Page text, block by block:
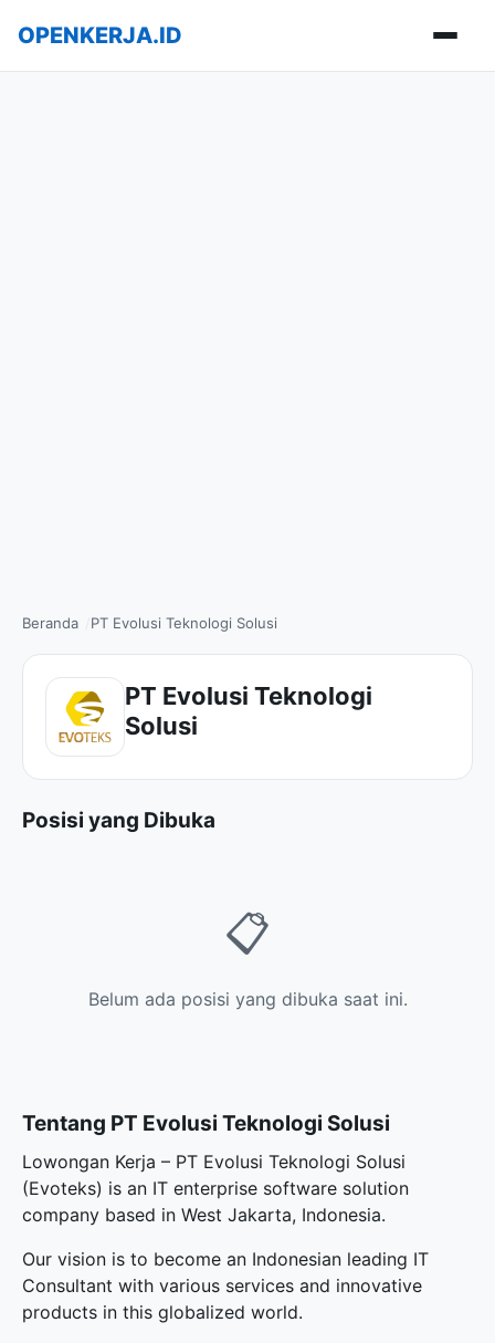
OPENKERJA.ID
Beranda PT Evolusi Teknologi Solusi
PT Evolusi Teknologi
Solusi
Posisi yang Dibuka
📋
Belum ada posisi yang dibuka saat ini.
Tentang PT Evolusi Teknologi Solusi
Lowongan Kerja – PT Evolusi Teknologi Solusi
(Evoteks) is an IT enterprise software solution
company based in West Jakarta, Indonesia.
Our vision is to become an Indonesian leading IT
Consultant with various services and innovative
products in this globalized world.